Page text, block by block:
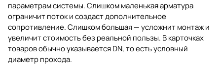
параметрам системы. Слишком маленькая арматура
ограничит поток и создаст дополнительное
сопротивление. Слишком большая — усложнит монтаж и
увеличит стоимость без реальной пользы. В карточках
товаров обычно указывается DN, то есть условный
диаметр прохода.